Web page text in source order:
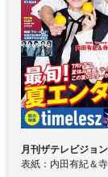
月刊ザテレビジョ
表紙：内田有紀＆